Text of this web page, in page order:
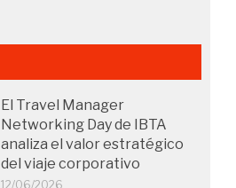
El Travel Manager
Networking Day de IBTA
analiza el valor estratégico
del viaje corporativo
12/06/2026